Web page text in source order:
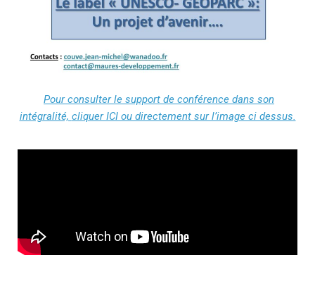
Pour consulter le support de conférence dans son
intégralité, cliquer ICI ou directement sur l’image ci dessus.